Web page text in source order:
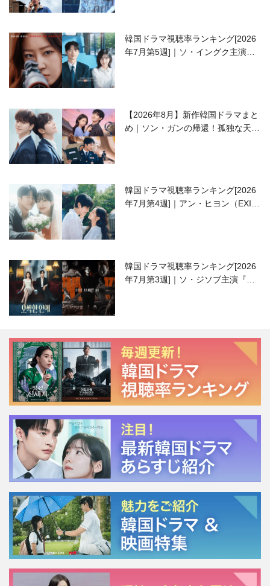
韓国ドラマ視聴率ランキング[2026
年7月第5週]｜ソ・イングク主演の
【2026年8月】新作韓国ドラマまと
め｜ソン・ガンの帰還！孤独な天才
韓国ドラマ視聴率ランキング[2026
年7月第4週]｜アン・ヒヨン（EXID
韓国ドラマ視聴率ランキング[2026
年7月第3週]｜ソ・ジソブ主演『エ